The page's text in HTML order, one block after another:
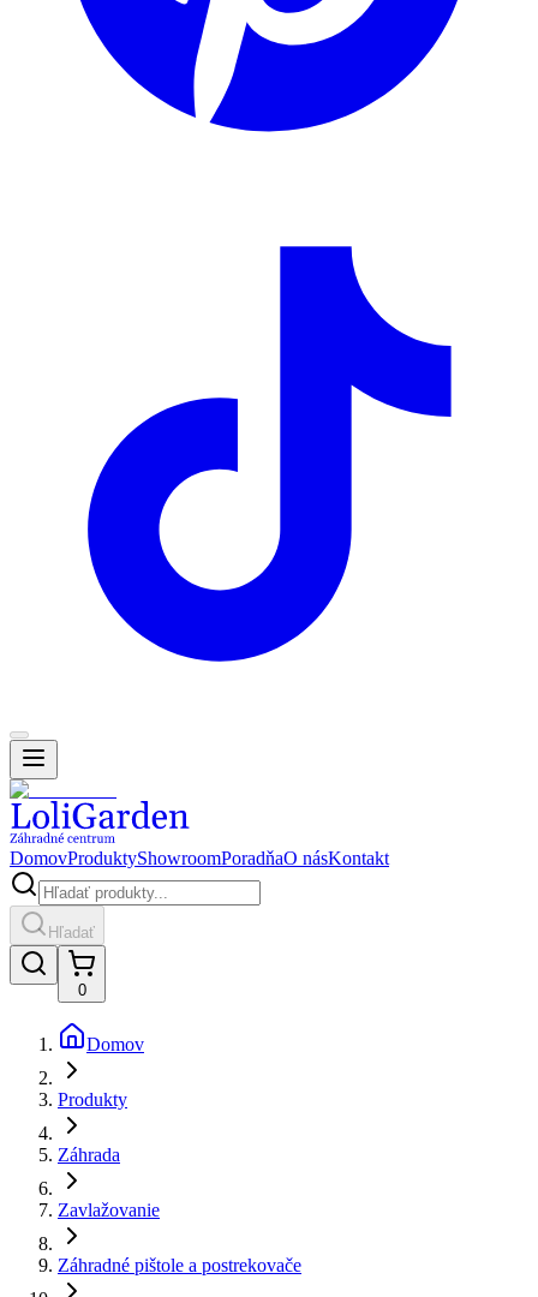
DomovProduktyShowroomPoradňaO násKontakt
Hľadať
0
Domov
Produkty
Záhrada
Zavlažovanie
Záhradné pištole a postrekovače